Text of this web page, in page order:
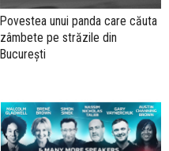
Povestea unui panda care căuta
zâmbete pe străzile din
București